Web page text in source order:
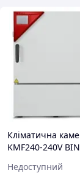
Кліматична
KMF240-240V
Недоступний